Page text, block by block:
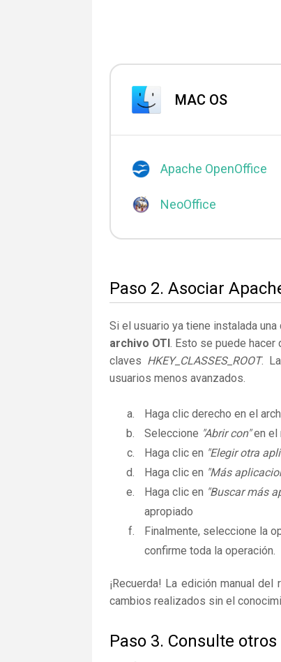
MAC OS
Apache OpenOffice
NeoOffice
Paso 2. Asociar
Si el usuario ya tiene instalada
archivo OTI. Esto se puede hacer
claves HKEY_CLASSES_ROOT.
usuarios menos avanzados.
Haga clic derecho en el
Seleccione "Abrir con"en el
Haga clic en "Elegir otra
Haga clic en "Más
Haga clic en "Buscar más
apropiado
Finalmente, seleccione la
confirme toda la operación.
¡Recuerda! La edición manual
cambios realizados sin el
Paso 3. Consulte